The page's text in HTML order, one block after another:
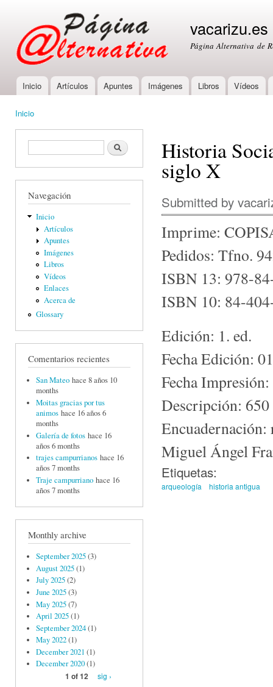
vacarizu.es
Página Alternativa de
Main menu
Inicio Artículos Apuntes Imágenes Libros Vídeos
Inicio
Formulario de búsquedaBuscar
Navegación
Inicio
Artículos
Apuntes
Imágenes
Libros
Vídeos
Enlaces
Acerca de
Glossary
Comentarios recientes
San Mateo hace 8 años 10
months
Moitas gracias por tus
animos hace 16 años 6
months
Galería de fotos hace 16
años 6 months
trajes campurrianos hace 16
años 7 months
Traje campurriano hace 16
años 7 months
Monthly archive
September 2025(3)
August 2025(1)
July 2025(2)
June 2025(3)
May 2025(7)
April 2025(1)
September 2024(1)
May 2022(1)
December 2021 (1)
December 2020(1)
1 of 12
sig ›
Historia
siglo X
Submitted by
Imprime:
Pedidos: Tfno.
ISBN 13: 978-
ISBN 10: 84-
Edición: 1. ed.
Fecha Edición:
Fecha
Descripción:
Encuadernación:
Miguel Ángel
Etiquetas:
arqueología historia antigua